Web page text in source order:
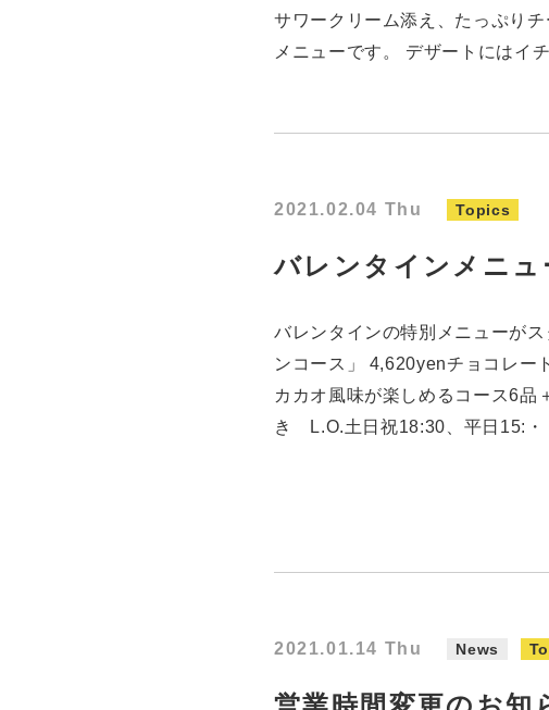
サワークリーム添え、たっぷり
メニューです。 デザートにはイ
2021.02.04 Thu Topics
バレンタインメニ
バレンタインの特別メニューが
ンコース」 4,620yenチョコレー
カカオ風味が楽しめるコース6品
き L.O.土日祝18:30、平日15:・
2021.01.14 Thu News